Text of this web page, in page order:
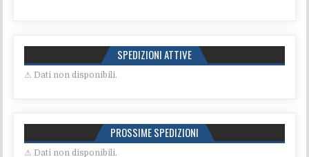
SPEDIZIONI ATTIVE
⚠ Dati non disponibili.
PROSSIME SPEDIZIONI
⚠ Dati non disponibili.